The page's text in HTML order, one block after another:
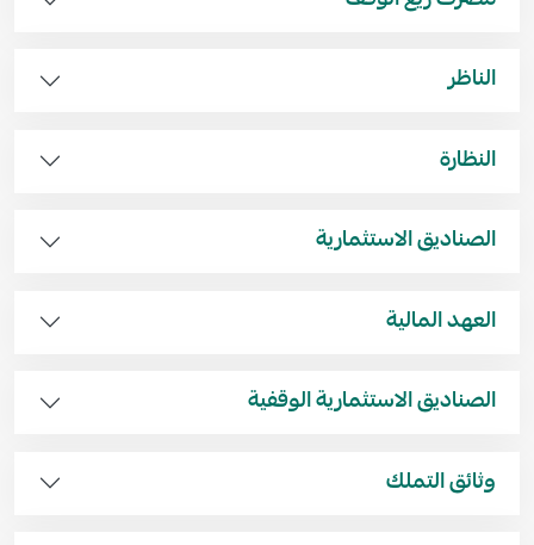
الناظر
النظارة
الصناديق الاستثمارية
العهد المالية
الصناديق الاستثمارية الوقفية
وثائق التملك